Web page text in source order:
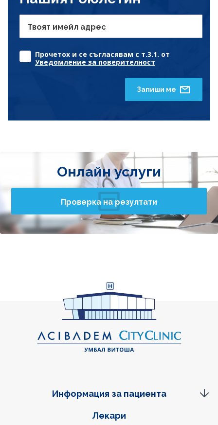
Твоят имейл адрес
Прочетох и се съгласявам с т.3.1. от
Уведомление за поверителност
Запиши ме
Онлайн услуги
Проверка на резултати
Фуутер навигация
Лекари
Информация за пациента